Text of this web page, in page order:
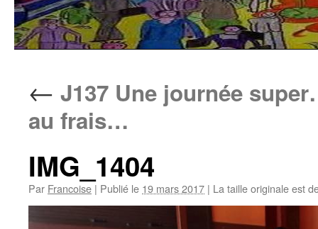
← J137 Une journée
au frais…
IMG_1404
Par Francoise | Publié le 19 mars 2017 | La taille originale est